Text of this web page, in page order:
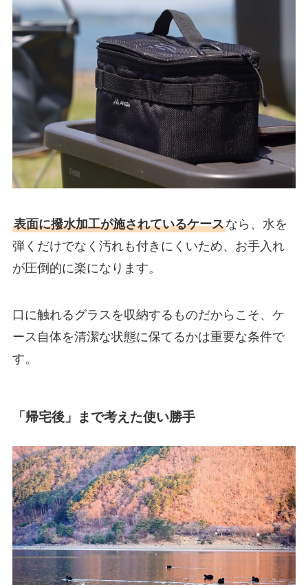
表面に撥水加工が施されているケースなら、水を
弾くだけでなく汚れも付きにくいため、お手入れ
が圧倒的に楽になります。
口に触れるグラスを収納するものだからこそ、ケ
ース自体を清潔な状態に保てるかは重要な条件で
す。
「帰宅後」まで考えた使い勝手